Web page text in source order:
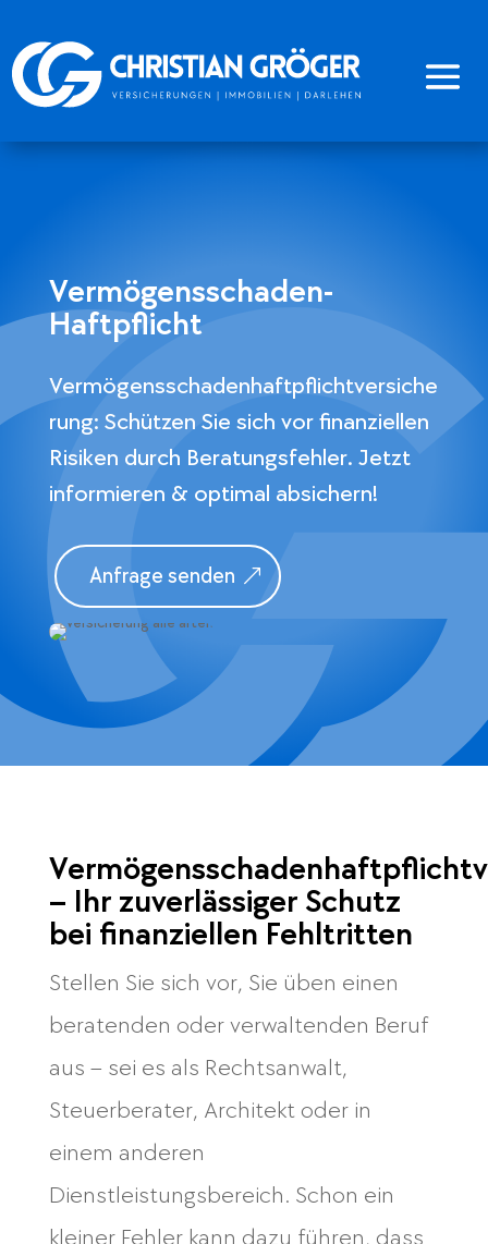
Vermögensschaden-
Haftpflicht
Vermögensschadenhaftpflichtversiche
rung: Schützen Sie sich vor finanziellen
Risiken durch Beratungsfehler. Jetzt
informieren & optimal absichern!
Anfrage senden
– Ihr zuverlässiger Schutz
bei finanziellen Fehltritten
Stellen Sie sich vor, Sie üben einen
beratenden oder verwaltenden Beruf
aus – sei es als Rechtsanwalt,
Steuerberater, Architekt oder in
einem anderen
Dienstleistungsbereich. Schon ein